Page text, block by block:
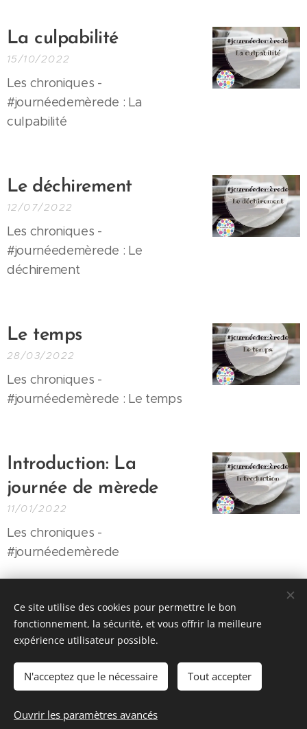
La culpabilité
15/10/2022
Les chroniques -
#journéedemèrede : La
culpabilité
Le déchirement
12/07/2022
Les chroniques -
#journéedemèrede : Le
déchirement
Le temps
28/03/2022
Les chroniques -
#journéedemèrede : Le temps
Introduction: La
journée de mèrede
11/01/2022
Les chroniques -
#journéedemèrede
Tabou magazine - M. Manard, Seraing Belgique
Cookies
Ce site utilise des cookies pour permettre le bon
fonctionnement, la sécurité, et vous offrir la meilleure
expérience utilisateur possible.
N'acceptez que le nécessaire Tout accepter
Ouvrir les paramètres avancés